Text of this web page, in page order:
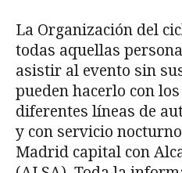
La Organización del
todas aquellas
asistir al evento sin
pueden hacerlo con
diferentes líneas de
y con servicio
Madrid capital con